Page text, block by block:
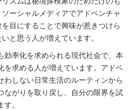
ーシャルメディアでアドベンチャ
目にすることで興味が惹きつけら
と思う人が増えています。
効率化を求められる現代社会で、本
を求める人が増えています。アドベ
わしない日常生活のルーティンから
ながりを取り戻し、自分の限界を試
。